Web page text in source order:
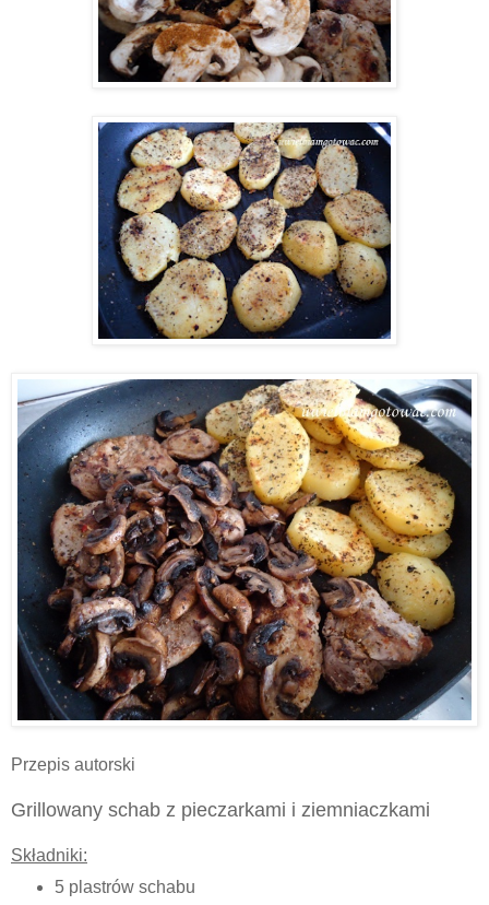
Przepis autorski
Grillowany schab z pieczarkami i ziemniaczkami
Składniki:
5 plastrów schabu